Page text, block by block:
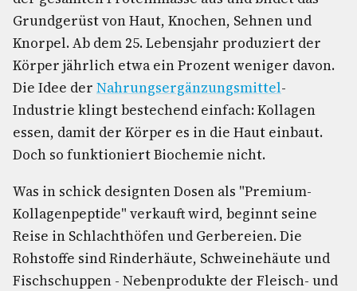
Grundgerüst von Haut, Knochen, Sehnen und
Knorpel. Ab dem 25. Lebensjahr produziert der
Körper jährlich etwa ein Prozent weniger davon.
Die Idee der Nahrungsergänzungsmittel-
Industrie klingt bestechend einfach: Kollagen
essen, damit der Körper es in die Haut einbaut.
Doch so funktioniert Biochemie nicht.
Was in schick designten Dosen als "Premium-
Kollagenpeptide" verkauft wird, beginnt seine
Reise in Schlachthöfen und Gerbereien. Die
Rohstoffe sind Rinderhäute, Schweinehäute und
Fischschuppen - Nebenprodukte der Fleisch- und